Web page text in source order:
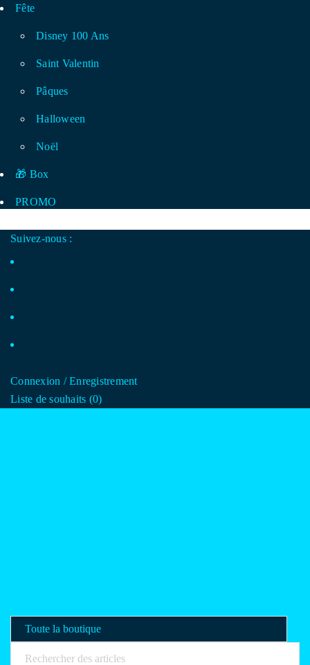
Fête
Disney 100 Ans
Saint Valentin
Pâques
Halloween
Noël
🎁 Box
PROMO
Suivez-nous :
Connexion /Enregistrement
Liste de souhaits (0)